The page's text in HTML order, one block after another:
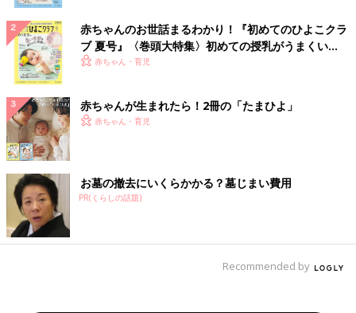
赤ちゃんのお世話まるわかり！『初めてのひよこクラ
ブ 夏号』〈巻頭大特集〉初めての授乳がうまくい
く！ おっぱい・ミルクの基本と夏のトラブル 解決テ
赤ちゃん・育児
赤ちゃんが生まれたら！2冊の「たまひよ」
赤ちゃん・育児
お墓の撤去にいくらかかる？墓じまい費用
PR(くらしの話題)
Recommended by